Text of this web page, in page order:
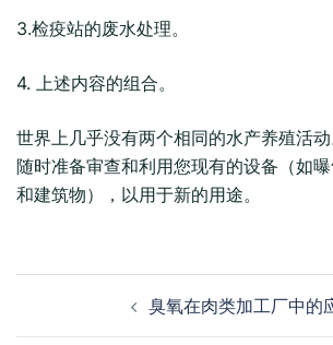
3.检疫站的废水处理。
4. 上述内容的组合。
世界上几乎没有两个相同的水产养殖活
随时准备审查和利用您现有的设备（如
和建筑物），以用于新的用途。
navigation 臭氧在肉类加工厂中的